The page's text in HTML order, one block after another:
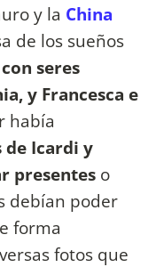
y la China
de los sueños
seres
y Francesca e
había
de Icardi y
presentes o
debían poder
forma
fotos que